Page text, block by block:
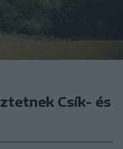
Csík- és